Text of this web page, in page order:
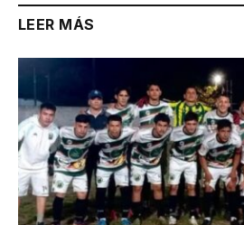
LEER MÁS